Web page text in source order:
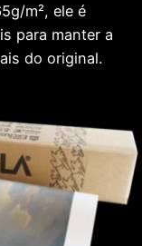
m², ele é
para manter a
do original.